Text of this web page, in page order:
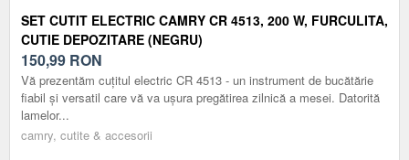
SET CUTIT ELECTRIC CAMRY CR 4513, 200 W, FURCULITA,
CUTIE DEPOZITARE (NEGRU)
150,99 RON
Vă prezentăm cuțitul electric CR 4513 - un instrument de bucătărie
fiabil și versatil care vă va ușura pregătirea zilnică a mesei. Datorită
lamelor...
camry, cutite & accesorii